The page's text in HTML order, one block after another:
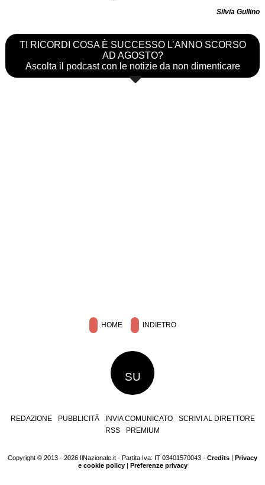
Silvia Gullino
TI RICORDI COSA È SUCCESSO L’ANNO SCORSO
AD AGOSTO?
Ascolta il podcast con le notizie da non dimenticare
HOME INDIETRO
SU
REDAZIONE PUBBLICITÀ INVIA COMUNICATO
SCRIVI AL DIRETTORE
RSS
PREMIUM
Copyright © 2013 - 2026 IlNazionale.it - Partita Iva: IT 03401570043 - Credits | Privacy
e cookie policy| Preferenze privacy